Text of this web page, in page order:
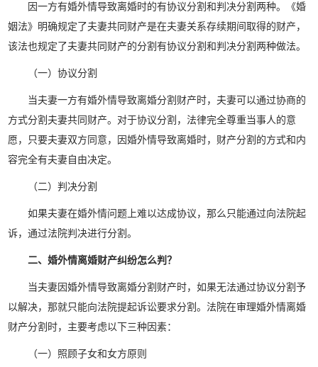
因一方有婚外情导致离婚时的有协议分割和判决分割两种。《婚
姻法》明确规定了夫妻共同财产是在夫妻关系存续期间取得的财产，
该法也规定了夫妻共同财产的分割有协议分割和判决分割两种做法。
（一）协议分割
当夫妻一方有婚外情导致离婚分割财产时，夫妻可以通过协商的
方式分割夫妻共同财产。对于协议分割，法律完全尊重当事人的意
愿，只要夫妻双方同意，因婚外情导致离婚时，财产分割的方式和内
容完全有夫妻自由决定。
（二）判决分割
如果夫妻在婚外情问题上难以达成协议，那么只能通过向法院起
诉，通过法院判决进行分割。
二、婚外情离婚财产纠纷怎么判？
当夫妻因婚外情导致离婚分割财产时，如果无法通过协议分割予
以解决，那就只能向法院提起诉讼要求分割。法院在审理婚外情离婚
财产分割时，主要考虑以下三种因素：
（一）照顾子女和女方原则